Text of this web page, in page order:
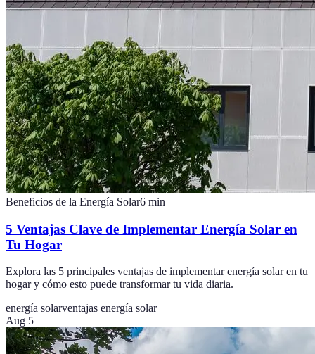
Beneficios de la Energía Solar6 min
5 Ventajas Clave de Implementar Energía Solar en
Tu Hogar
Explora las 5 principales ventajas de implementar energía solar en tu
hogar y cómo esto puede transformar tu vida diaria.
energía solarventajas energía solar
Aug 5